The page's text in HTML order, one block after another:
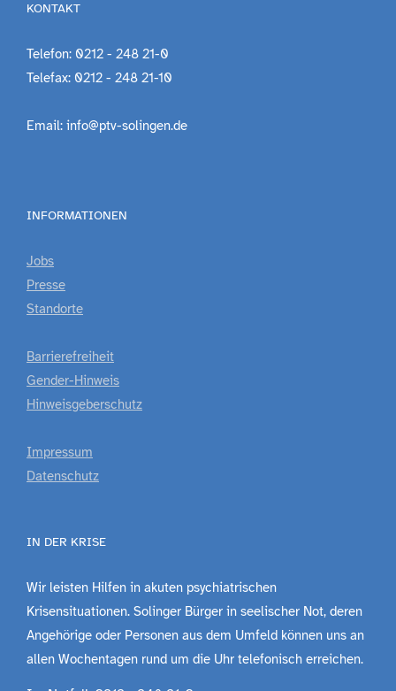
KONTAKT
Telefon: 0212 - 248 21-0
Telefax: 0212 - 248 21-10
Email: info@ptv-solingen.de
INFORMATIONEN
Jobs
Presse
Standorte
Barrierefreiheit
Gender-Hinweis
Hinweisgeberschutz
Impressum
Datenschutz
IN DER KRISE
Wir leisten Hilfen in akuten psychiatrischen
Krisensituationen. Solinger Bürger in seelischer Not, deren
Angehörige oder Personen aus dem Umfeld können uns an
allen Wochentagen rund um die Uhr telefonisch erreichen.